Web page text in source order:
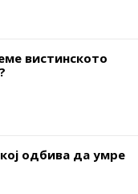
вистинското
одбива да умре